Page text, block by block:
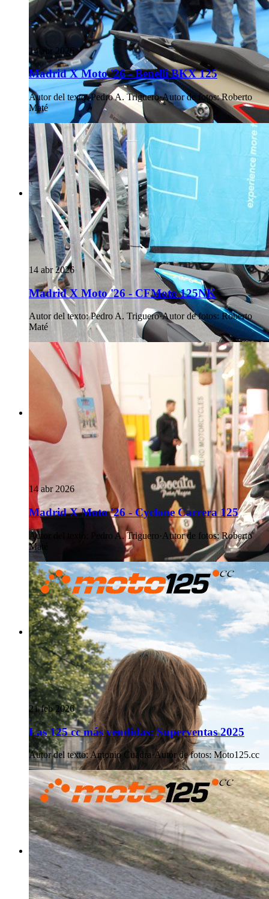
14 abr 2026
Madrid X Moto '26 - Benelli BKX 125
Autor del texto: Pedro A. Triguero·Autor de fotos: Roberto
Maté
14 abr 2026
Madrid X Moto '26 - CFMoto 125NK
Autor del texto: Pedro A. Triguero·Autor de fotos: Roberto
Maté
14 abr 2026
Madrid X Moto '26 - Cyclone Carrera 125
Autor del texto Pedro A. Triguero· Autor de fotos: Roberto
Maté
21 feb 2026
Las 125 cc más vendidas: Superventas 2025
Autor del texto:Antonio Cuadra·Autor de fotos: Moto125.cc